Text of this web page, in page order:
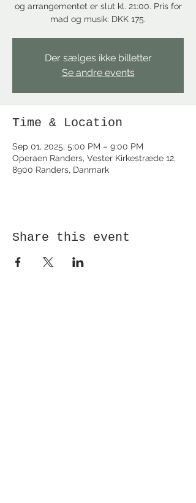
og arrangementet er slut kl. 21:00. Pris for
mad og musik: DKK 175.
Der sælges ikke billetter
Se andre events
Time & Location
Sep 01, 2025, 5:00 PM – 9:00 PM
Operaen Randers, Vester Kirkestræde 12,
8900 Randers, Danmark
Share this event